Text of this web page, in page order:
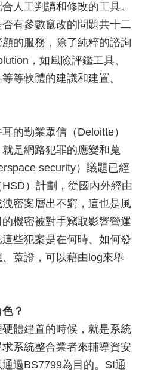
人工判讀和修改的工具。
有參數竄改的問題共十二
的服務，除了純粹的諮詢
，如風險評鑑工具、
等軟體的建議和建置。
的勤業眾信（Deloitte）
是網路犯罪的應變和蒐
security）議題已經
）計劃，從國內外經由
密案層出不窮，這也是風
機密被對手竊取影響營運
些犯案是在何時、如何發
蒐證，可以藉由log來舉
？
體建置的時候，就是系統
系統整合業者來輔導資安
過BS7799為目的。SI通